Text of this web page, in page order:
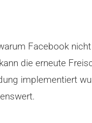
Facebook
die erneute
implementiert